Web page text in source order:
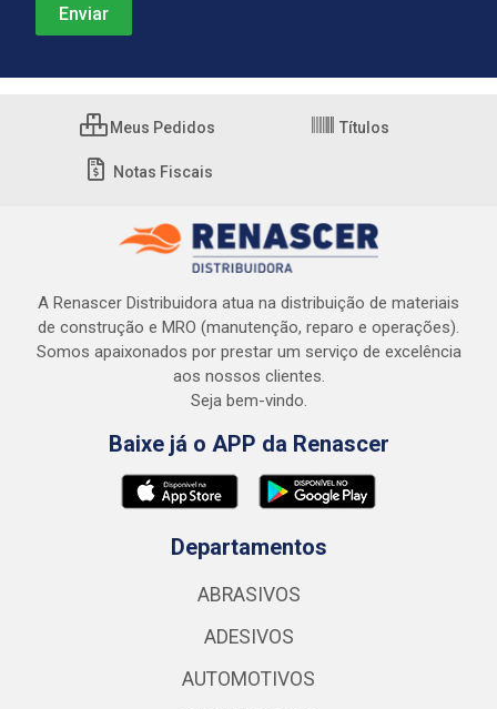
Meus Pedidos Títulos
Notas Fiscais
A Renascer Distribuidora atua na distribuição de materiais
de construção e MRO (manutenção, reparo e operações).
Somos apaixonados por prestar um serviço de excelência
aos nossos clientes.
Seja bem-vindo.
Baixe já o APP da Renascer
Departamentos
ABRASIVOS
ADESIVOS
AUTOMOTIVOS